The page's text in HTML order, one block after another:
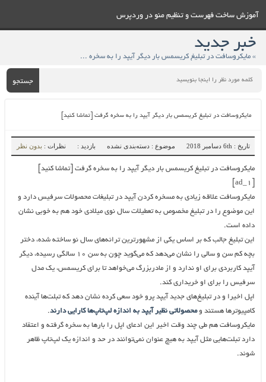
آموزش ساخت فهرست و تنظيم منو در وردپرس
خبر جدید
» مایکروسافت در تبلیغ کریسمس بار دیگر آیپد را به سخره گرفت [تماشا کنید]
جستجو
مایکروسافت در تبلیغ کریسمس بار دیگر آیپد را به سخره گرفت [تماشا کنید]
تاریخ : 6th دسامبر 2018 موضوع : دسته‌بندی نشده بازدید : نظرات : بدون نظر
مایکروسافت در تبلیغ کریسمس بار دیگر آیپد را به سخره گرفت [تماشا کنید]
مایکروسافت علاقه زیادی به مسخره کردن آیپد در تبلیغات محصولات سرفیس دارد و
این موضوع را در تبلیغ مخصوص به تعطیلات سال نوی میلادی خود هم به خوبی نشان
داده است.
این تبلیغ جالب که بر اساس یکی از مشهورترین ترانه‌های سال نو ساخته شده، دختر
بچه کم سن و سالی را نشان می‌دهد که می‌گوید چون به سن ۱۰ سالگی رسیده، دیگر
آیپد کاربردی برای او ندارد و از مادربزرگ می‌خواهد تا برای کریسمس، یک مدل
سرفیس را برای او خریداری کند.
اپل اخیرا و در تبلیغ‌های جدید آیپد پرو خود سعی کرده نشان دهد که تبلت‌ها آینده
کامپیوترها هستند ومحصولاتی نظیر آیپد به اندازه لپ‌تاپ‌ها کارایی دارند.
مایکروسافت هم طی چند وقت اخیر این ادعای اپل را بارها به سخره گرفته و اعتقاد
دارد تبلت‌هایی مثل آیپد به هیچ عنوان نمی‌توانند در حد و اندازه یک لپ‌تاپ ظاهر
شوند.